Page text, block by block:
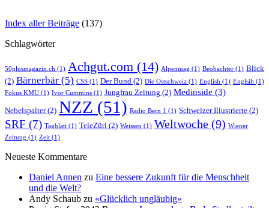
Index aller Beiträge (137)
Schlagwörter
50plusmagazin.ch (1) Achgut.com (14) Alpenmag (1) Beobachter (1) Blick
(2) Bärnerbär (5) CSS (1) Der Bund (2) Die Ostschweiz (1) English (1) Englsih (1)
Fokus KMU (1) Ivor Cummins (1) Jungfrau Zeitung (2) Medinside (3)
Nebelspalter(2) NZZ (51) Radio Bern 1 (1) Schweizer Illustrierte (2)
SRF (7) Tagblatt (1) TeleZüri (2) Weissen (1) Weltwoche (9) Wiener
Zeitung (1) Zeit (1)
Neueste Kommentare
Daniel Annen zu Eine bessere Zukunft für die Menschheit
und die Welt?
Andy Schaub zu «Glücklich ungläubig»